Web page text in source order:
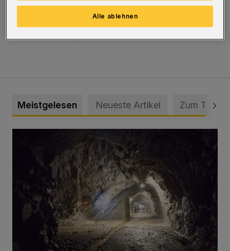
Sozialleistungsbeziehern ist, färbt dieser
Zustand nicht auf die Zahl von
Klassenwiederholern ab.
Meistgelesen Neueste Artikel Zum Thema
Alle ablehnen